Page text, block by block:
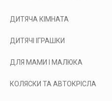
ДИТЯЧА КІМНАТА
ДИТЯЧІ ІГРАШКИ
ДЛЯ МАМИ І МАЛЮКА
КОЛЯСКИ ТА АВТОКРІСЛА